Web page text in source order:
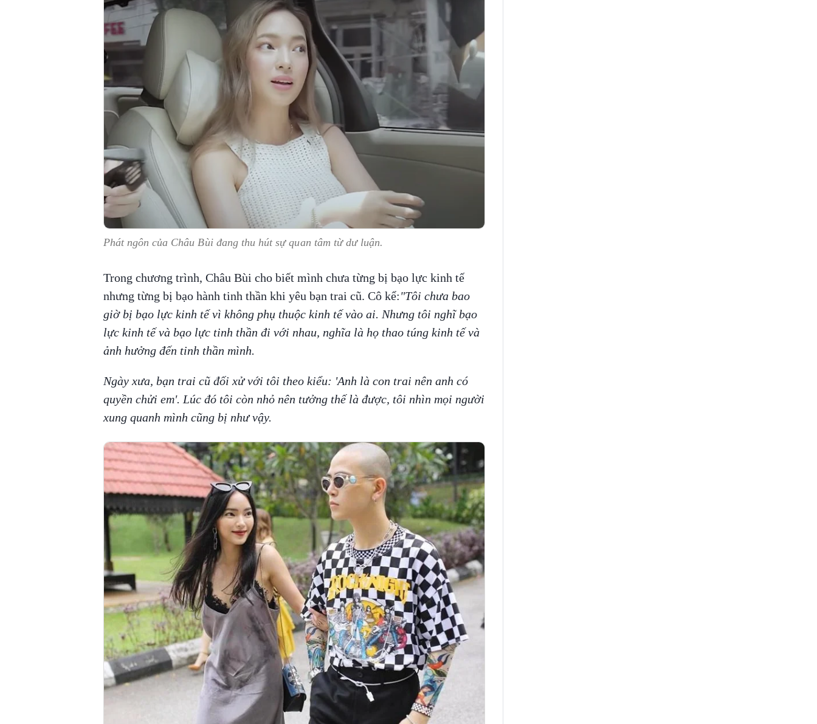
Phát ngôn của Châu Bùi đang thu hút sự quan tâm từ dư luận.
Trong chương trình, Châu Bùi cho biết mình chưa từng bị bạo lực kinh tế
nhưng từng bị bạo hành tinh thần khi yêu bạn trai cũ. Cô kể:"Tôi chưa bao
giờ bị bạo lực kinh tế vì không phụ thuộc kinh tế vào ai. Nhưng tôi nghĩ bạo
lực kinh tế và bạo lực tinh thần đi với nhau, nghĩa là họ thao túng kinh tế và
ảnh hưởng đến tinh thần mình.
Ngày xưa, bạn trai cũ đối xử với tôi theo kiểu: 'Anh là con trai nên anh có
quyền chửi em'. Lúc đó tôi còn nhỏ nên tưởng thế là được, tôi nhìn mọi người
xung quanh mình cũng bị như vậy.